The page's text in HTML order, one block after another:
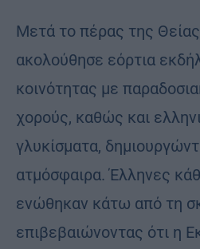
Μετά το πέρας της Θείας
ακολούθησε εόρτια
κοινότητας με
χορούς, καθώς και
γλυκίσματα,
ατμόσφαιρα. Έλληνες
ενώθηκαν κάτω από τη
επιβεβαιώνοντας ότι η